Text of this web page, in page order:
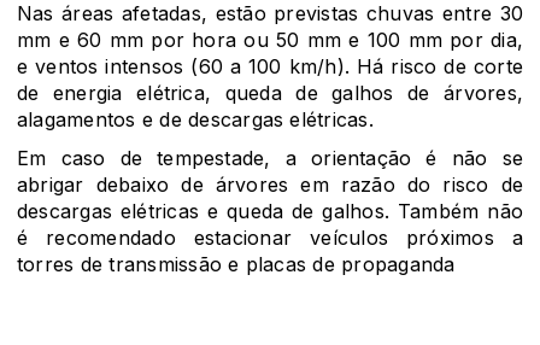
Nas áreas afetadas, estão previstas chuvas entre 30
mm e 60 mm por hora ou 50 mm e 100 mm por dia,
e ventos intensos (60 a 100 km/h). Há risco de corte
de energia elétrica, queda de galhos de árvores,
alagamentos e de descargas elétricas.
Em caso de tempestade, a orientação é não se
abrigar debaixo de árvores em razão do risco de
descargas elétricas e queda de galhos. Também não
é recomendado estacionar veículos próximos a
torres de transmissão e placas de propaganda